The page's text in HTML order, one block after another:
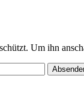
Um ihn